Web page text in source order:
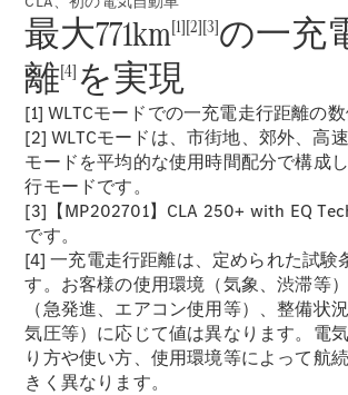
Mercedes-
Maybach
S-Class
試乗リクエ
スト
オンライン
ショールー
SUV
最大771km[1][2][3]の一充
離[4]を実現
[1] WLTCモードでの一充電走行距離の数
[2] WLTCモードは、市街地、郊外、高
モードを平均的な使用時間配分で構成
行モードです。
[3]【MP202701】CLA 250+ with EQ
です。
[4] 一充電走行距離は、定められた試験
す。お客様の使用環境（気象、渋滞等
（急発進、エアコン使用等）、整備状
気圧等）に応じて値は異なります。電
り方や使い方、使用環境等によって航
きく異なります。